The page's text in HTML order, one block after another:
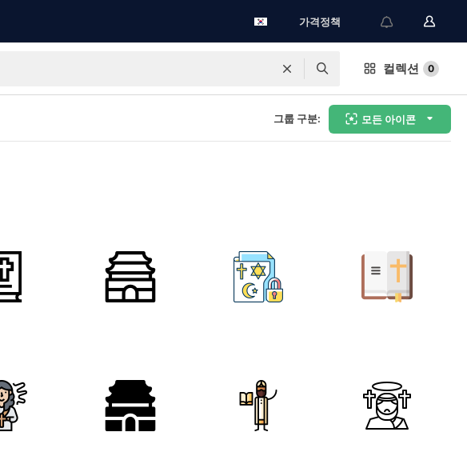
가격정책
컬렉션 0
그룹 구분: 모든 아이콘